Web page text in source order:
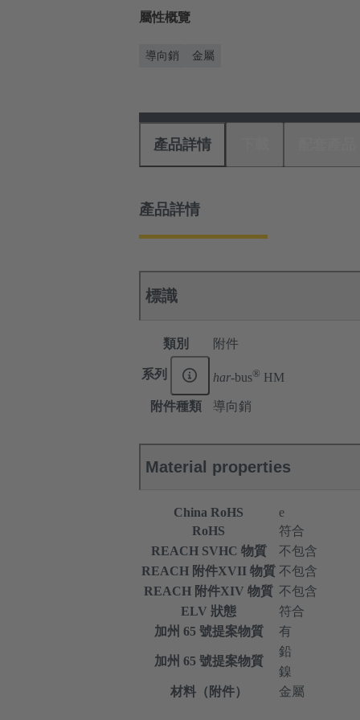
屬性概覽
導向銷 金屬
產品詳情
產品詳情
標識
類別 附件
系列 har-bus® HM
附件種類 導向銷
Material properties
China RoHS
e
RoHS
符合
REACH SVHC 物質
不包含
REACH 附件XVII 物質 不包含
REACH 附件XIV 物質 不包含
ELV 狀態
符合
加州 65 號提案物質
有
加州 65 號提案物質
鉛
鎳
材料（附件）
金屬